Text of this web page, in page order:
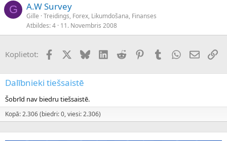
G A.W Survey
Gille Treidings, Forex, Likumdošana, Finanses
Atbildes 4 11. Novembris 2008
Koplietot: FacebookX (Twitter)
BlueskyLinkedInReddit PinterestTumblrWhatsApp
E-pasts
Dalībnieki tiešsaistē
Šobrīd nav biedru tiešsaistē.
Kopā: 2.306 (biedri: 0, viesi: 2.306)